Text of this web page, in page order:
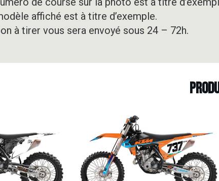
affiché est à titre d’exemple.
à tirer vous sera envoyé sous 24 – 72h.